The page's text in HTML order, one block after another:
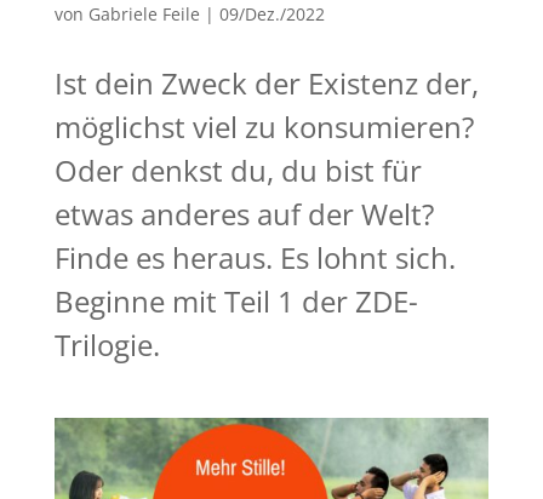
von Gabriele Feile | 09/Dez./2022
Ist dein Zweck der Existenz der,
möglichst viel zu konsumieren?
Oder denkst du, du bist für
etwas anderes auf der Welt?
Finde es heraus. Es lohnt sich.
Beginne mit Teil 1 der ZDE-
Trilogie.